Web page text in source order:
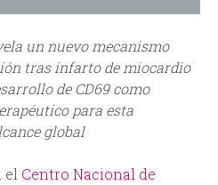
un nuevo mecanismo
tras infarto de miocardio
de CD69 como
para esta
global
el Centro Nacional de